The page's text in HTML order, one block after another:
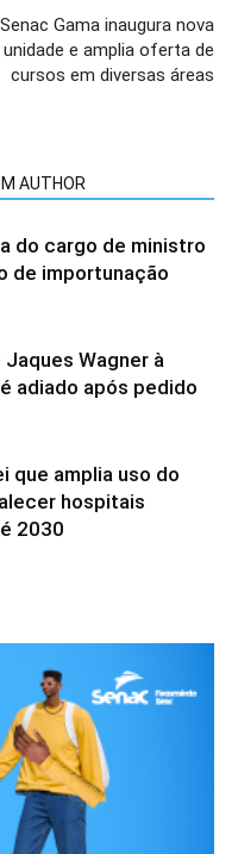
Senac Gama inaugura nova
unidade e amplia oferta de
cursos em diversas áreas
AUTHOR
do cargo de ministro
de importunação
Wagner à
adiado após pedido
que amplia uso do
hospitais
2030